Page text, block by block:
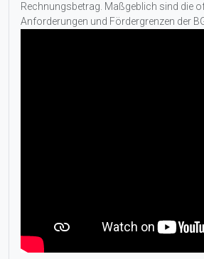
Rechnungsbetrag. Maßgeblich sind die
Anforderungen und Fördergrenzen der